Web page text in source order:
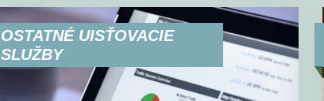
OSTATNÉ UISŤOVACIE
SLUŽBY